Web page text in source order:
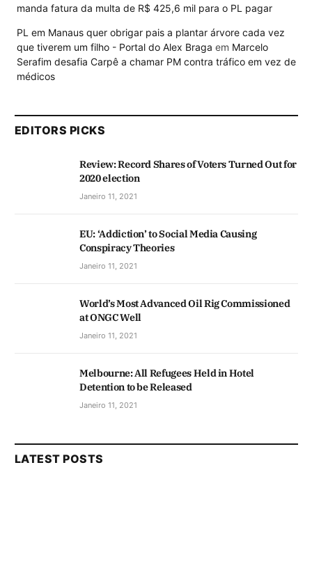
manda fatura da multa de R$ 425,6 mil para o PL pagar
PL em Manaus quer obrigar pais a plantar árvore cada vez
que tiverem um filho - Portal do Alex Braga em Marcelo
Serafim desafia Carpê a chamar PM contra tráfico em vez de
médicos
EDITORS PICKS
Review: Record Shares of Voters Turned Out for
2020 election
Janeiro 11, 2021
EU: ‘Addiction’ to Social Media Causing
Conspiracy Theories
Janeiro 11, 2021
World’s Most Advanced Oil Rig Commissioned
at ONGC Well
Janeiro 11, 2021
Melbourne: All Refugees Held in Hotel
Detention to be Released
Janeiro 11, 2021
LATEST POSTS